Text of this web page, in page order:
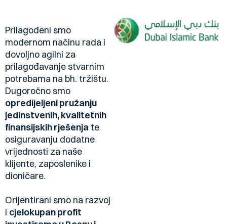
Prilagođeni smo
modernom načinu rada i
dovoljno agilni za
prilagođavanje stvarnim
potrebama na bh. tržištu.
Dugoročno smo
opredijeljeni pružanju
jedinstvenih, kvalitetnih
finansijskih rješenja te
osiguravanju dodatne
vrijednosti za naše
klijente, zaposlenike i
dioničare.
Orijentirani smo na razvoj
i cjelokupan profit